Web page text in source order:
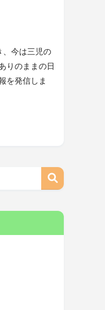
、今は三児の
りのままの日
を発信しま